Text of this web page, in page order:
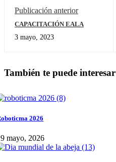
Publicación anterior
CAPACITACIÓN EALA
3 mayo, 2023
También te puede interesar
2026
mayo, 2026